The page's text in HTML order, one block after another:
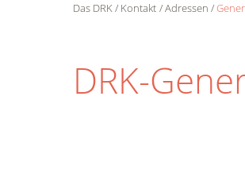
Das DRK Kontakt Adressen
DRK-